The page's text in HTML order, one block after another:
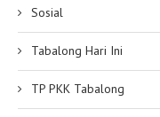
Sosial
Tabalong Hari Ini
TP PKK Tabalong